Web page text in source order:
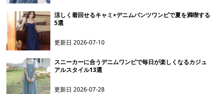
涼しく着回せるキャミ×デニムパンツワンピで夏を満喫する
5選
更新日2026-07-10
スニーカーに合うデニムワンピで毎日が楽しくなるカジュ
アルスタイル13選
更新日2026-07-28